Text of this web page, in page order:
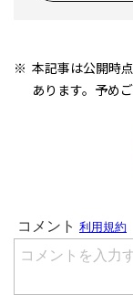
本記事は公開時
あります。予め